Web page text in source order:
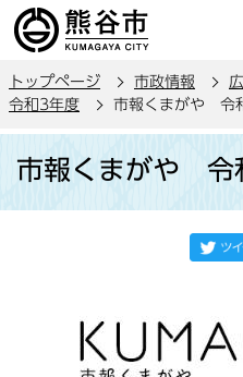
の
ー
トップページ 市政情報
令和3年度
市報くまがや 令
市報くまがや 令